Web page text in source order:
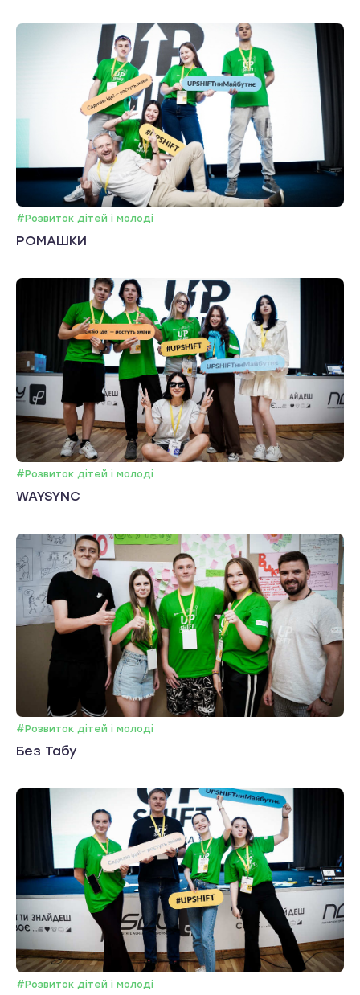
#Розвиток дітей і молоді
РОМАШКИ
#Розвиток дітей і молоді
WAYSYNC
#Розвиток дітей і молоді
Без Табу
#Розвиток дітей і молоді